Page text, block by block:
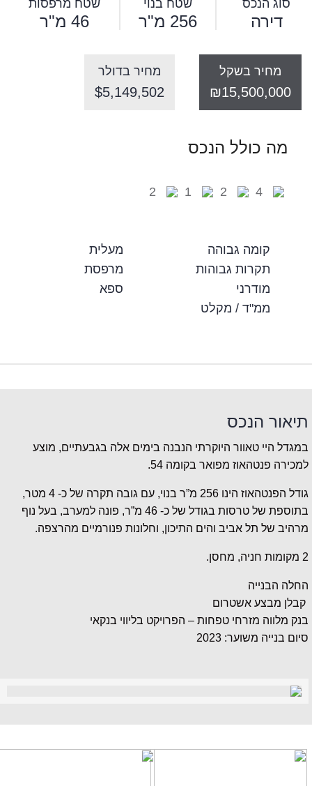
סוג הנכס
דירה
שטח בנוי
256 מ"ר
שטח מרפסות
46 מ"ר
מחיר בשקל
₪15,500,000
מחיר בדולר
$5,149,502
מה כולל הנכס
4
2
1
2
קומה גבוהה
תקרות גבוהות
מודרני
ממ"ד / מקלט
מעלית
מרפסת
ספא
תיאור הנכס
במגדל היי טאוור היוקרתי הנבנה בימים אלה בגבעתיים, מוצע
למכירה פנטהאוז מפואר בקומה 54.
גודל הפנטהאוז הינו 256 מ”ר בנוי, עם גובה תקרה של כ- 4 מטר,
בתוספת של טרסות בגודל של כ- 46 מ”ר, פונה למערב, בעל נוף
מרהיב של תל אביב והים התיכון, וחלונות פנורמיים מהרצפה.
2 מקומות חניה, מחסן.
החלה הבנייה
קבלן מבצע אשטרום
בנק מלווה מזרחי טפחות – הפרויקט בליווי בנקאי
סיום בנייה משוער: 2023